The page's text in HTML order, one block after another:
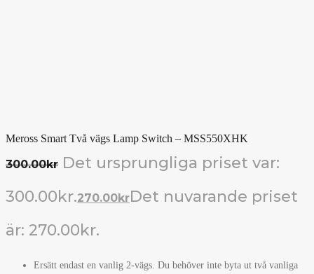
Meross Smart Två vägs Lamp Switch – MSS550XHK
300.00kr Det ursprungliga priset var:
300.00kr.270.00krDet nuvarande priset
är: 270.00kr.
Ersätt endast en vanlig 2-vägs. Du behöver inte byta ut två vanliga